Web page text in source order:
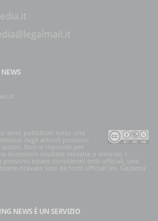
sono pubblicati sotto una
degli articoli possono
autori. Non si risponde per
dovessero risultare inesatte o erronee. I
essere considerati testi ufficiali, una
ricavata solo da fonti ufficiali (es. Gazzetta
NEWS È UN SERVIZIO